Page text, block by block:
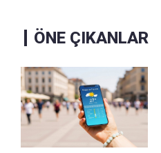
ÖNE ÇIKANLAR